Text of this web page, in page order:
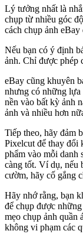
Lý tưởng nhất là
chụp từ nhiều góc
cách chụp ảnh
Nếu bạn có ý định
ảnh. Chỉ được phép
eBay cũng khuyên
nhưng có những lựa
nền vào bất kỳ ảnh
ảnh và nhiều hơn
Tiếp theo, hãy đảm
Pixelcut để thay đổi
phẩm vào mỗi danh
càng tốt. Ví dụ, nếu
cườm, hãy cố gắng
Hãy nhớ rằng, bạn
để chụp được
mẹo chụp ảnh quần
không vi phạm các